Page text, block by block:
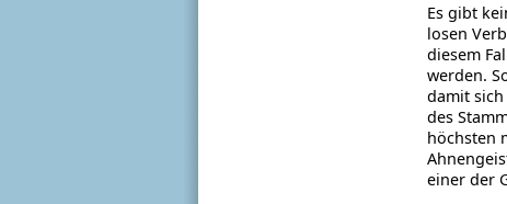
Es gibt
losen
diesem
werden.
damit
des
höchsten
einer der